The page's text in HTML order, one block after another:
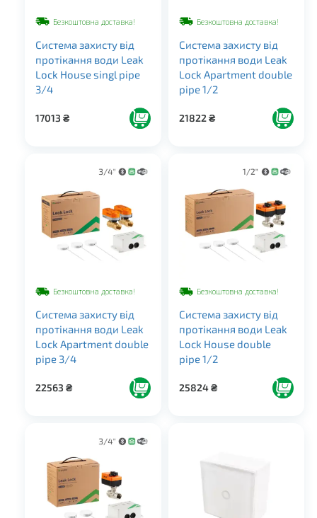
Безкоштовна доставка!
Система захисту від
протікання води Leak
Lock House singl pipe
3/4
17013 ₴
Безкоштовна доставка!
Система захисту від
протікання води Leak
Lock Apartment double
pipe 1/2
21822₴
Безкоштовна доставка!
Система захисту від
протікання води Leak
Lock Apartment double
pipe 3/4
22563 ₴
Безкоштовна доставка!
Система захисту від
протікання води Leak
Lock House double
pipe 1/2
25824₴